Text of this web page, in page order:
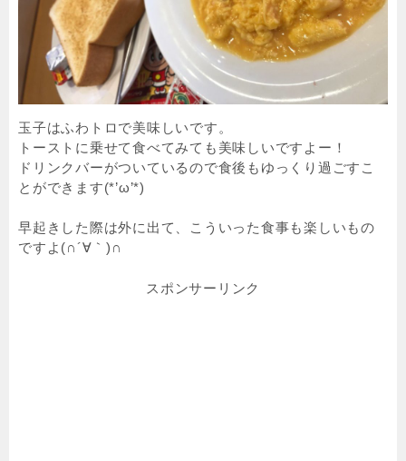
玉子はふわトロで美味しいです。
トーストに乗せて食べてみても美味しいですよー！
ドリンクバーがついているので食後もゆっくり過ごすこ
とができます(*’ω’*)
早起きした際は外に出て、こういった食事も楽しいもの
ですよ(∩´∀｀)∩
スポンサーリンク